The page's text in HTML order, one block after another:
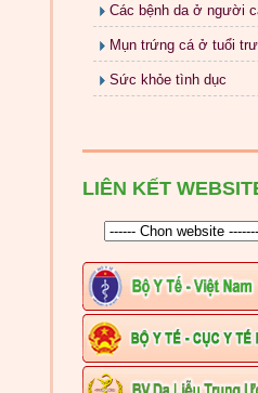
Các bệnh da ở người
Mụn trứng cá ở tuổi
Sức khỏe tình dục
LIÊN KẾT